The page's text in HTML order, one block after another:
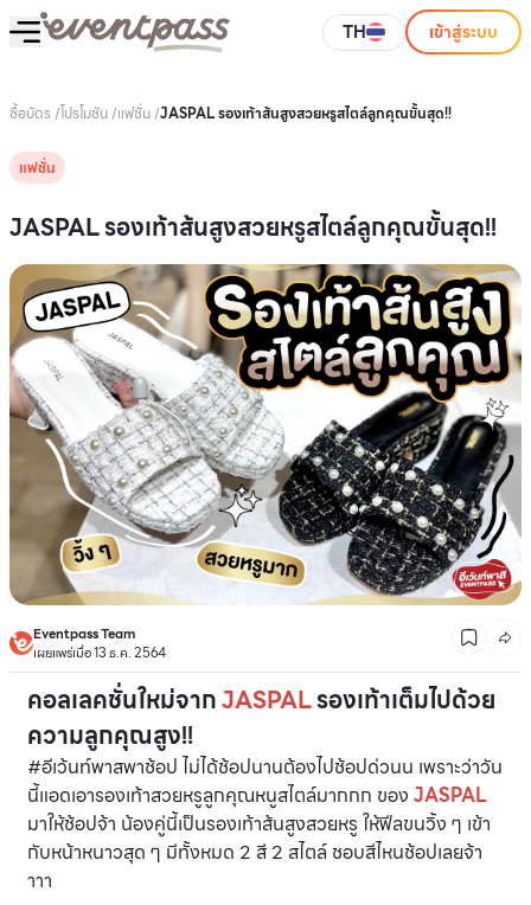
TH เข้าสู่ระบบ
ซื้อบัตร /โปรโมชัน/แฟชั่น/JASPAL รองเท้าส้นสูงสวยหรูสไตล์ลูกคุณขั้นสุด!!
แฟชั่น
JASPAL รองเท้าส้นสูงสวยหรูสไตล์ลูกคุณขั้นสุด!!
Eventpass Team
เผยแพร่เมื่อ 13 ธ.ค. 2564
คอลเลคชั่นใหม่จากJASPALรองเท้าเต็มไปด้วย
ความลูกคุณสูง!!
#อีเว้นท์พาสพาช้อป ไม่ได้ช้อปนานต้องไปช้อปด่วนน เพราะว่าวัน
นี้แอดเอารองเท้าสวยหรูลูกคุณหนูสไตล์มากกก ของ JASPAL
มาให้ช้อปจ้า น้องคู่นี้เป็นรองเท้าส้นสูงสวยหรู ให้ฟีลขนวิ้ง ๆ เข้า
กับหน้าหนาวสุด ๆ มีทั้งหมด 2 สี 2 สไตล์ ชอบสีไหนช้อปเลยจ้า
าาา